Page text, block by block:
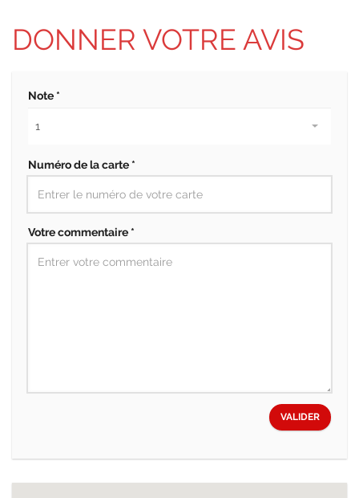
DONNER VOTRE AVIS
Note *
Numéro de la carte *
Votre commentaire *
VALIDER